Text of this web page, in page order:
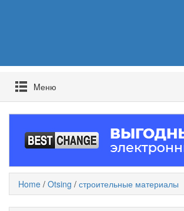
Mеню
Home / Otsing / строительные материалы